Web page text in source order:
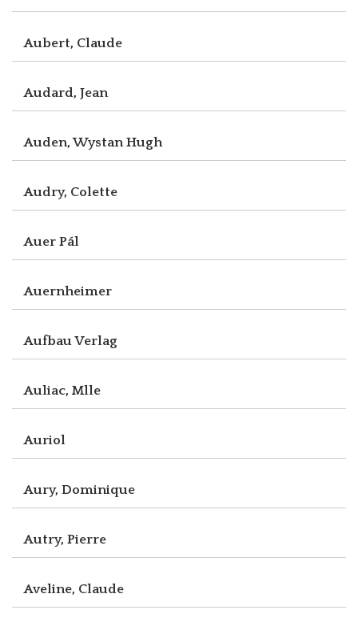
Aubert, Claude
Audard, Jean
Auden, Wystan Hugh
Audry, Colette
Auer Pál
Auernheimer
Aufbau Verlag
Auliac, Mlle
Auriol
Aury, Dominique
Autry, Pierre
Aveline, Claude